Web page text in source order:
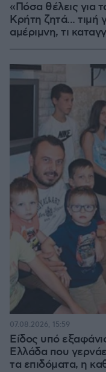
«Πόσα θέλεις για
Κρήτη ζητά... τιμή
αμέριμνη, τι
Είδος υπό
Ελλάδα που
τα επιδόματα, η
07.08.2026, 15:59